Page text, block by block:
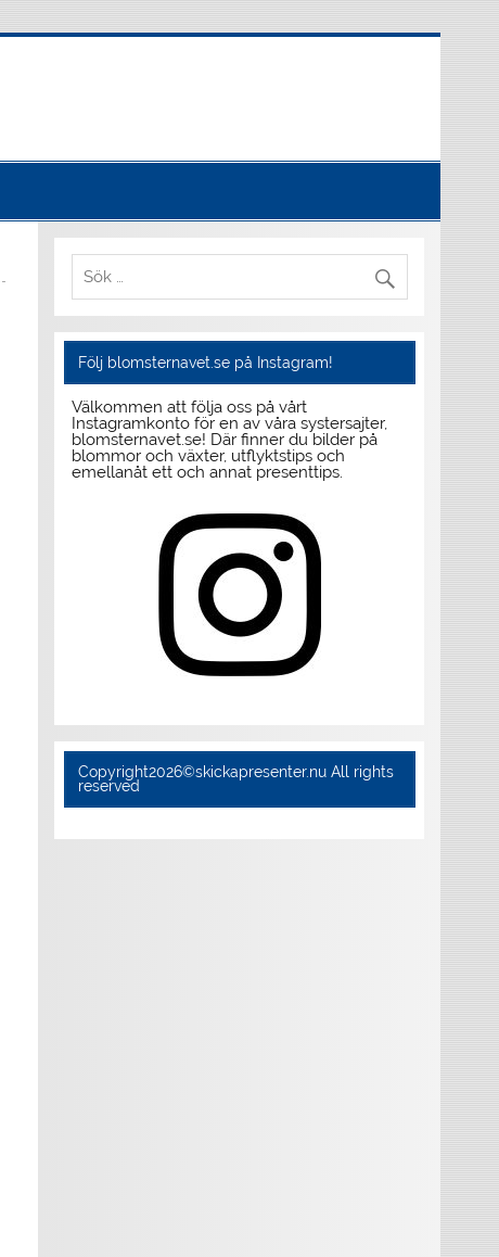
Följ blomsternavet.se på Instagram!
Välkommen att följa oss på vårt
Instagramkonto för en av våra systersajter,
blomsternavet.se! Där finner du bilder på
blommor och växter, utflyktstips och
emellanåt ett och annat presenttips.
Copyright2026©skickapresenter.nu All rights
reserved